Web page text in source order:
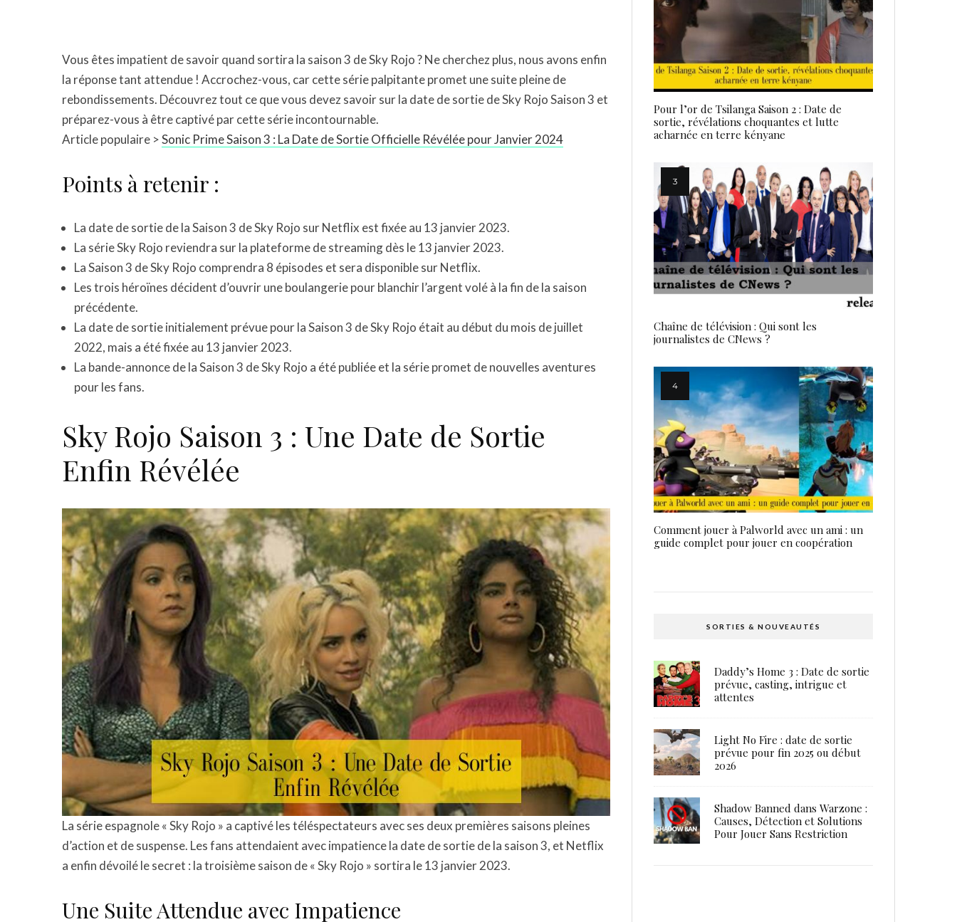
Vous êtes impatient de savoir quand sortira la saison 3 de Sky Rojo ? Ne cherchez plus, nous avons enfin
la réponse tant attendue ! Accrochez-vous, car cette série palpitante promet une suite pleine de
rebondissements. Découvrez tout ce que vous devez savoir sur la date de sortie de Sky Rojo Saison 3 et
préparez-vous à être captivé par cette série incontournable.
Article populaire >Sonic Prime Saison 3 : La Date de Sortie Officielle Révélée pour Janvier 2024
Points à retenir :
La date de sortie de la Saison 3 de Sky Rojo sur Netflix est fixée au 13 janvier 2023.
La série Sky Rojo reviendra sur la plateforme de streaming dès le 13 janvier 2023.
La Saison 3 de Sky Rojo comprendra 8 épisodes et sera disponible sur Netflix.
Les trois héroïnes décident d’ouvrir une boulangerie pour blanchir l’argent volé à la fin de la saison
précédente.
La date de sortie initialement prévue pour la Saison 3 de Sky Rojo était au début du mois de juillet
2022, mais a été fixée au 13 janvier 2023.
La bande-annonce de la Saison 3 de Sky Rojo a été publiée et la série promet de nouvelles aventures
pour les fans.
Sky Rojo Saison 3 : Une Date de Sortie
Enfin Révélée
La série espagnole « Sky Rojo » a captivé les téléspectateurs avec ses deux premières saisons pleines
d’action et de suspense. Les fans attendaient avec impatience la date de sortie de la saison 3, et Netflix
a enfin dévoilé le secret : la troisième saison de « Sky Rojo » sortira le 13 janvier 2023.
Une Suite Attendue avec Impatience
Pour l’or de Tsilanga Saison 2 : Date de
sortie, révélations choquantes et lutte
acharnée en terre kényane
Chaîne de télévision : Qui sont les
journalistes de CNews ?
Comment jouer à Palworld avec un ami : un
guide complet pour jouer en coopération
SORTIES & NOUVEAUTÉS
Daddy’s Home 3 : Date de sortie
prévue, casting, intrigue et
attentes
Light No Fire : date de sortie
prévue pour fin 2025 ou début
2026
Shadow Banned dans Warzone :
Causes, Détection et Solutions
Pour Jouer Sans Restriction